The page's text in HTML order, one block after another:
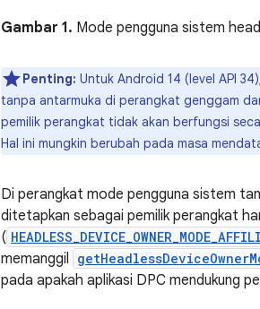
Gambar 1. Mode pengguna sistem
Penting: Untuk Android 14 (level API
tanpa antarmuka di perangkat genggam
pemilik perangkat tidak akan berfungsi
Hal ini mungkin berubah pada masa
Di perangkat mode pengguna sistem
ditetapkan sebagai pemilik perangkat
(
memanggil
pada apakah aplikasi DPC mendukung